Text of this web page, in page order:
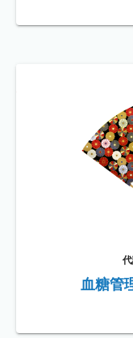
血糖管